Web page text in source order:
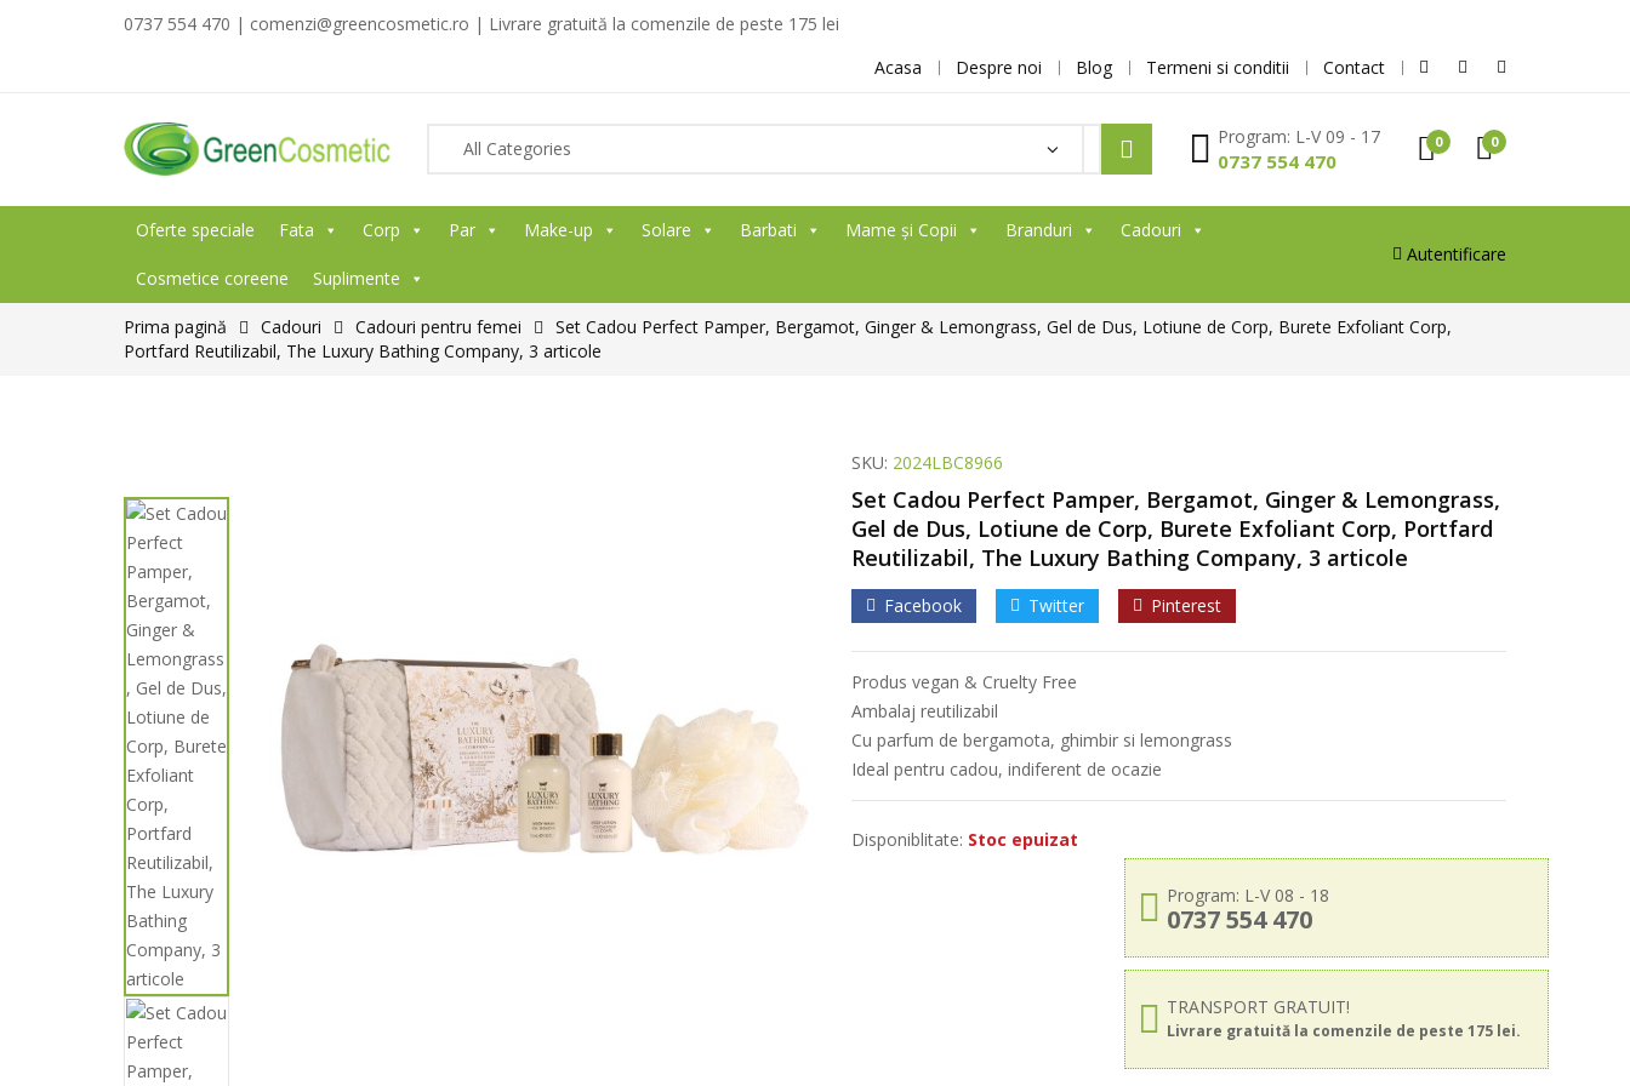
0737 554 470 | comenzi@greencosmetic.ro | Livrare gratuită la comenzile de peste 175 lei
Acasa
Despre noi Blog Termeni si conditii Contact
Program: L-V 09 - 17
0737 554 470
0 0
Oferte speciale Fata Corp Par Make-up Solare Barbati Mame și Copii Branduri Cadouri
Cosmetice coreene Suplimente
Autentificare
Prima pagină Cadouri Cadouri pentru femei
Set Cadou Perfect Pamper, Bergamot, Ginger & Lemongrass, Gel de Dus, Lotiune de Corp, Burete Exfoliant Corp,
Portfard Reutilizabil, The Luxury Bathing Company, 3 articole
SKU: 2024LBC8966
Set Cadou Perfect Pamper, Bergamot, Ginger & Lemongrass,
Gel de Dus, Lotiune de Corp, Burete Exfoliant Corp, Portfard
Reutilizabil, The Luxury Bathing Company, 3 articole
Facebook Twitter Pinterest
Produs vegan & Cruelty Free
Ambalaj reutilizabil
Cu parfum de bergamota, ghimbir si lemongrass
Ideal pentru cadou, indiferent de ocazie
Disponiblitate: Stoc epuizat
Program: L-V 08 - 18
0737 554 470
TRANSPORT GRATUIT!
Livrare gratuită la comenzile de peste 175 lei.